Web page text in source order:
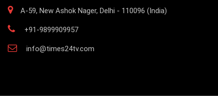
A-59, New Ashok Nager, Delhi - 110096 (India)
+91-9899909957
info@times24tv.com